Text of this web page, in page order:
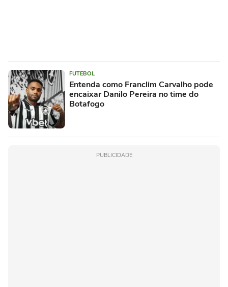
FUTEBOL
Entenda como Franclim Carvalho pode
encaixar Danilo Pereira no time do
Botafogo
PUBLICIDADE